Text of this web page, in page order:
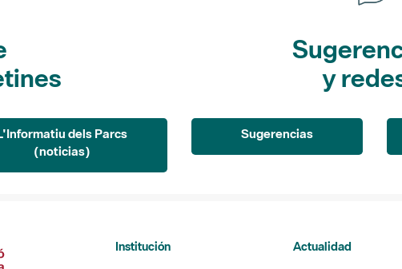
dels Parcs
(noticias)
y
Sugerencias
Institución Actualidad